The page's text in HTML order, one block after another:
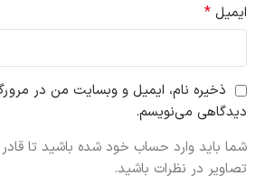
ایمیل *
ذخیره نام، ایمیل و وبسایت من در
دیدگاهی می‌نویسم.
شما باید وارد حساب خود شده باشید تا
تصاویر در نظرات باشید.